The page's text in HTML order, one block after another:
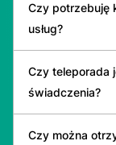
Czy potrzebuję
usług?
Czy teleporada
świadczenia?
Czy można